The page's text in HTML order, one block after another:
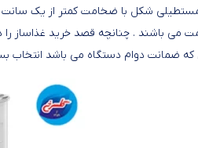
شکل با ضخامت کمتر از یک
باشند . چنانچه قصد خرید غذاساز را
که ضمانت دوام دستگاه می باشد انتخاب